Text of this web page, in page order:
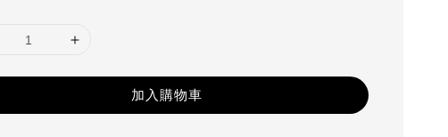
加入購物車